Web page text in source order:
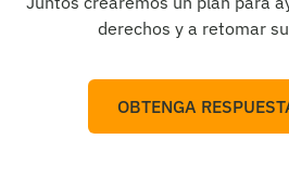
derechos y a retomar
OBTENGA